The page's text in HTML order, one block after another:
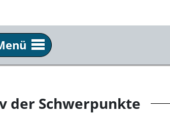
& Praktikum
der Schwerpunkte